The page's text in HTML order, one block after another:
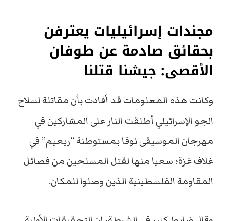
مجندات إسرائيليات يعترفن
بحقائق صادمة عن طوفان
الأقصى: جيشنا قتلنا
وكانت هذه المعلومات قد أفادت بأن مقاتلة لسلاح
الجو الإسرائيلي أطلقت النار على المشاركين في
مهرجان الموسيقى نوفا بمستوطنة “ريعيم” في
غلاف غزة؛ سعيا منها لقتل المسلحين من فصائل
المقاومة الفلسطينية الذين وصلوا للمكان.